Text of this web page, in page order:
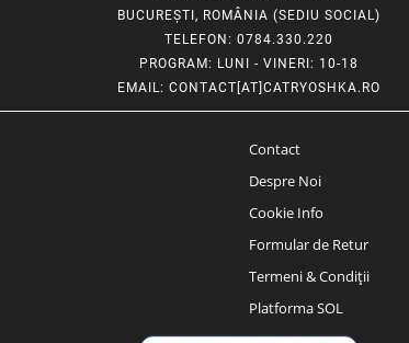
BUCUREȘTI, ROMÂNIA (SEDIU SOCIAL)
TELEFON : 0784.330.220
PROGRAM: LUNI - VINERI: 10-18
EMAIL: CONTACT[AT]CATRYOSHKA.RO
Contact
Despre Noi
Cookie Info
Formular de Retur
Termeni & Condiții
Platforma SOL